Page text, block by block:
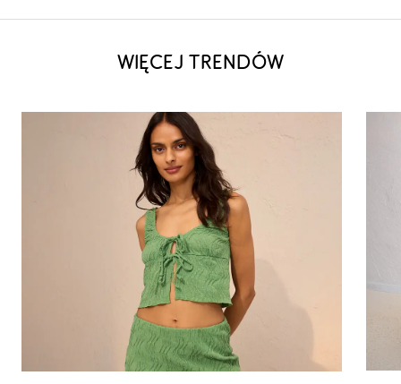
WIĘCEJ TRENDÓW